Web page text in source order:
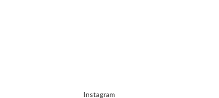
Instagram